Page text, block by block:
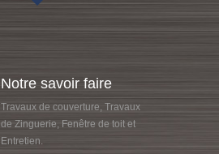
Notre savoir faire
Travaux de couverture, Travaux
de Zinguerie, Fenêtre de toit et
Entretien.